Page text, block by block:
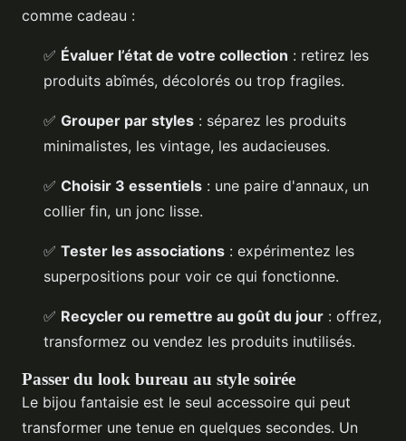
comme cadeau :
✅ Évaluer l’état de votre collection : retirez les
produits abîmés, décolorés ou trop fragiles.
✅ Grouper par styles : séparez les produits
minimalistes, les vintage, les audacieuses.
✅ Choisir 3 essentiels : une paire d'annaux, un
collier fin, un jonc lisse.
✅ Tester les associations : expérimentez les
superpositions pour voir ce qui fonctionne.
✅ Recycler ou remettre au goût du jour : offrez,
transformez ou vendez les produits inutilisés.
Passer du look bureau au style soirée
Le bijou fantaisie est le seul accessoire qui peut
transformer une tenue en quelques secondes. Un